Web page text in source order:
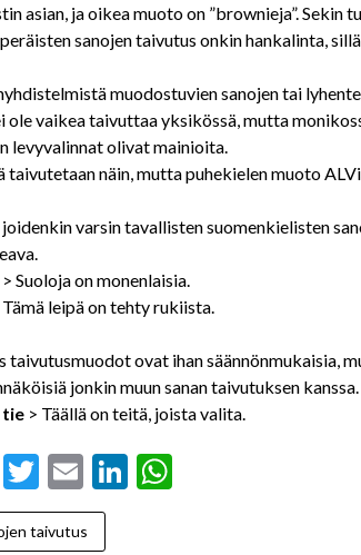
asian, ja oikea muoto on ”brownieja”.
sanojen taivutus onkin hankalinta,
muodostuvien sanojen tai
ole vaikea taivuttaa yksikössä, mutta
levyvalinnat olivat mainioita.
taivutetaan näin, mutta puhekielen muoto
varsin tavallisten suomenkielisten
> Suoloja on monenlaisia.
Tämä leipä on tehty rukiista.
taivutusmuodot ovat ihan säännönmukaisia,
jonkin muun sanan taivutuksen kanssa.
tie > Täällä on teitä, joista valita.
Facebook
Twitter
EmailLinkedIn
taivutus